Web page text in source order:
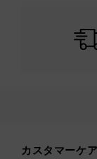
カスタマーケア